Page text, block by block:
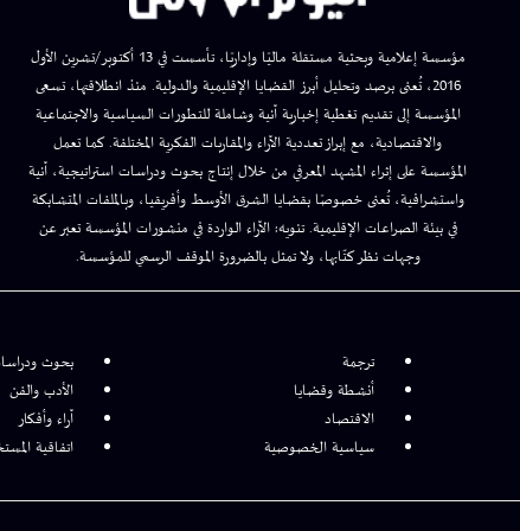
مؤسسة إعلامية وبحثية مستقلة ماليًا وإداريًا، تأسست في 13 أكتوبر/تشرين الأول
2016، تُعنى برصد وتحليل أبرز القضايا الإقليمية والدولية. منذ انطلاقتها، تسعى
المؤسسة إلى تقديم تغطية إخبارية آنية وشاملة للتطورات السياسية والاجتماعية
والاقتصادية، مع إبراز تعددية الآراء والمقاربات الفكرية المختلفة. كما تعمل
المؤسسة على إثراء المشهد المعرفي من خلال إنتاج بحوث ودراسات استراتيجية، آنية
واستشرافية، تُعنى خصوصًا بقضايا الشرق الأوسط وأفريقيا، وبالملفات المتشابكة
في بيئة الصراعات الإقليمية. تنويه: الآراء الواردة في منشورات المؤسسة تعبر عن
وجهات نظر كتّابها، ولا تمثل بالضرورة الموقف الرسمي للمؤسسة.
ترجمة
بحوث
أنشطة وقضايا
الأدب والفن
الاقتصاد
آراء وأفكار
سياسية الخصوصية اتفاقية